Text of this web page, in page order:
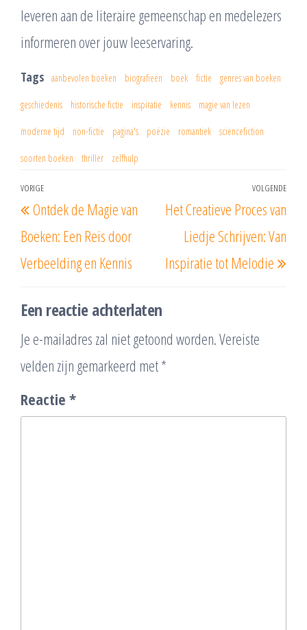
leveren aan de literaire gemeenschap en medelezers
informeren over jouw leeservaring.
Tags aanbevolen boeken biografieën boek fictie genres van boeken
geschiedenis historische fictie inspiratie kennis magie van lezen
moderne tijd non-fictie pagina's poëzie romantiek sciencefiction
soorten boeken thriller zelfhulp
Berichtnavigatie
Vorig
bericht
VORIGE
Ontdek de Magie van
Boeken: Een Reis door
Verbeelding en Kennis
VOLGENDE
Het Creatieve Proces van
Liedje Schrijven: Van
Inspiratie tot Melodie
Een reactie achterlaten
Je e-mailadres zal niet getoond worden.Vereiste
velden zijn gemarkeerd met*
Reactie *